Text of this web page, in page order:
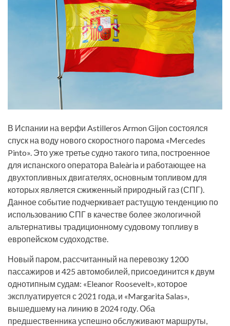
В Испании на верфи Astilleros Armon Gijon состоялся
спуск на воду нового скоростного парома «Mercedes
Pinto». Это уже третье судно такого типа, построенное
для испанского оператора Baleària и работающее на
двухтопливных двигателях, основным топливом для
которых является сжиженный природный газ (СПГ).
Данное событие подчеркивает растущую тенденцию по
использованию СПГ в качестве более экологичной
альтернативы традиционному судовому топливу в
европейском судоходстве.
Новый паром, рассчитанный на перевозку 1200
пассажиров и 425 автомобилей, присоединится к двум
однотипным судам: «Eleanor Roosevelt», которое
эксплуатируется с 2021 года, и «Margarita Salas»,
вышедшему на линию в 2024 году. Оба
предшественника успешно обслуживают маршруты,